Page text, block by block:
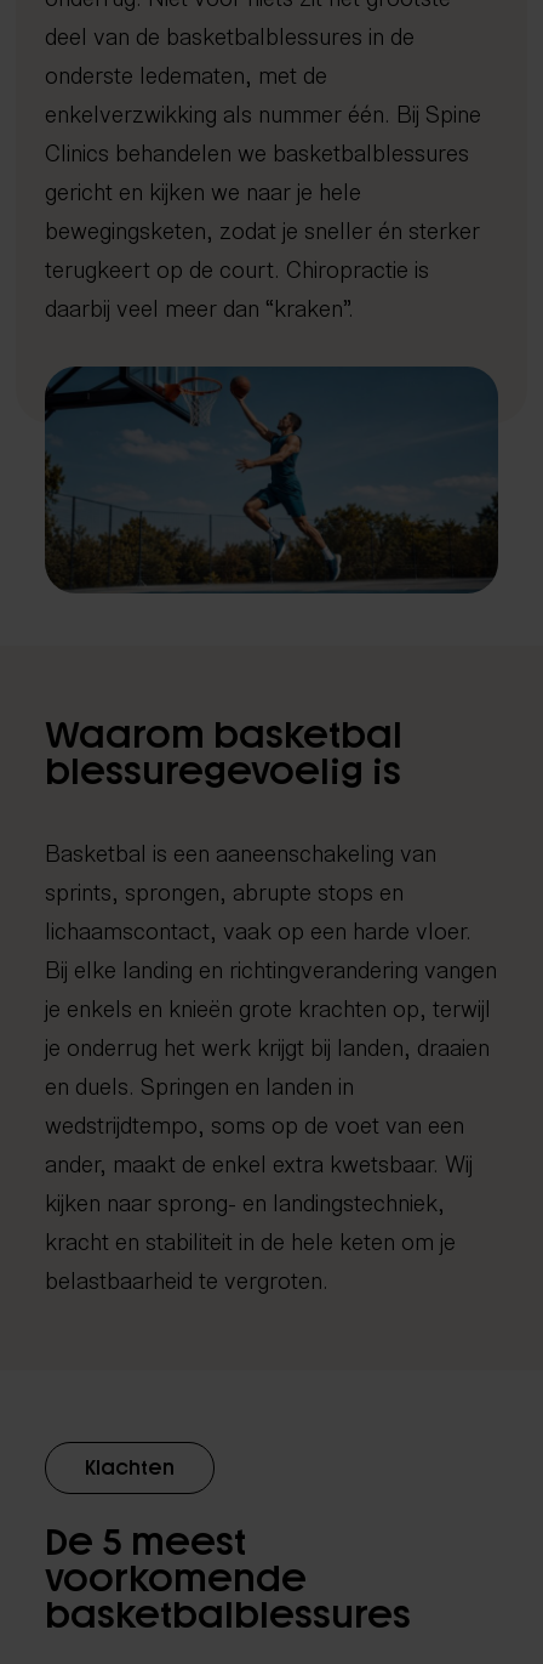
Rug- en nekklachten
Echografie
Chiropractie
Long Covid
herstelprogramma
Gratis screening
4D Rugscan
Dry needling
Focussed shockwave therapie
Manipulatie
Spierontspannende technieken
NESA therapie
Zuurstoftraining (IHHT)
Infrarood- en nabij-infraroodtherapie
Activator
Mobilisatie
Radiale shockwave therapie
Oefentherapie
Zwangerschapsmassage
Mama massage
Fysiotherapie
Medical taping
Afvallen met inzicht
Gezond oud worden
Peak Performance
Reintegratie & Werkvitaliteit
Sport
FAQ
Vacatures
Uden
Nuenen
Gemert-Bakel
Kennisbank
Wetenschappelijke artikelen
Podcast
Expertisecentrum
Tarieven
Contact
Afspraak maken
085 - 760 92 40
info@spine-clinics.nl
deel van de basketbalblessures in de
onderste ledematen, met de
enkelverzwikking als nummer één. Bij Spine
Clinics behandelen we basketbalblessures
gericht en kijken we naar je hele
bewegingsketen, zodat je sneller én sterker
terugkeert op de court. Chiropractie is
daarbij veel meer dan “kraken”.
Waarom basketbal
blessuregevoelig is
Basketbal is een aaneenschakeling van
sprints, sprongen, abrupte stops en
lichaamscontact, vaak op een harde vloer.
Bij elke landing en richtingverandering vangen
je enkels en knieën grote krachten op, terwijl
je onderrug het werk krijgt bij landen, draaien
en duels. Springen en landen in
wedstrijdtempo, soms op de voet van een
ander, maakt de enkel extra kwetsbaar. Wij
kijken naar sprong- en landingstechniek,
kracht en stabiliteit in de hele keten om je
belastbaarheid te vergroten.
Klachten
De 5 meest
voorkomende
basketbalblessures